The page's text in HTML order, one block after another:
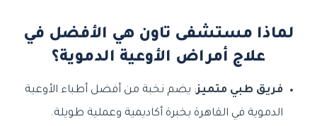
لماذا مستشفى تاون هي الأفضل في
علاج أمراض الأوعية الدموية؟
فريق طبي متميز: يضم نخبة من أفضل أطباء الأوعية
الدموية في القاهرة بخبرة أكاديمية وعملية طويلة.